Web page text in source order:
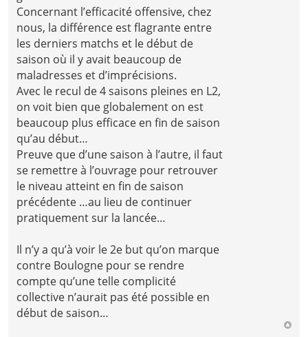
Concernant l’efficacité offensive, chez
nous, la différence est flagrante entre
les derniers matchs et le début de
saison où il y avait beaucoup de
maladresses et d’imprécisions.
Avec le recul de 4 saisons pleines en L2,
on voit bien que globalement on est
beaucoup plus efficace en fin de saison
qu’au début…
Preuve que d’une saison à l’autre, il faut
se remettre à l’ouvrage pour retrouver
le niveau atteint en fin de saison
précédente …au lieu de continuer
pratiquement sur la lancée…
Il n’y a qu’à voir le 2e but qu’on marque
contre Boulogne pour se rendre
compte qu’une telle complicité
collective n’aurait pas été possible en
début de saison…